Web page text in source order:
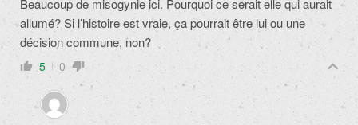
Beaucoup de misogynie ici. Pourquoi ce serait elle qui aurait
allumé? Si l’histoire est vraie, ça pourrait être lui ou une
décision commune, non?
5 0